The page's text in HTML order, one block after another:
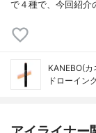
で４種で、今回紹介
KANEBO(カ
ドローイン